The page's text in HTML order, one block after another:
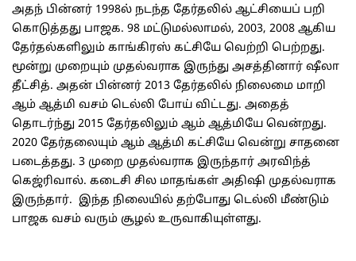
அதந் பின்னர் 1998ல் நடந்த தேர்தலில் ஆட்சியைப் பறி
கொடுத்தது பாஜக. 98 மட்டுமல்லாமல், 2003, 2008 ஆகிய
தேர்தல்களிலும் காங்கிரஸ் கட்சியே வெற்றி பெற்றது.
மூன்று முறையும் முதல்வராக இருந்து அசத்தினார் ஷீலா
தீட்சித். அதன் பின்னர் 2013 தேர்தலில் நிலைமை மாறி
ஆம் ஆத்மி வசம் டெல்லி போய் விட்டது. அதைத்
தொடர்ந்து 2015 தேர்தலிலும் ஆம் ஆத்மியே வென்றது.
2020 தேர்தலையும் ஆம் ஆத்மி கட்சியே வென்று சாதனை
படைத்தது. 3 முறை முதல்வராக இருந்தார் அரவிந்த்
கெஜ்ரிவால். கடைசி சில மாதங்கள் அதிஷி முதல்வராக
இருந்தார். இந்த நிலையில் தற்போது டெல்லி மீண்டும்
பாஜக வசம் வரும் சூழல் உருவாகியுள்ளது.